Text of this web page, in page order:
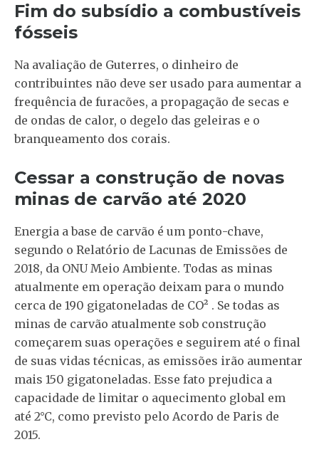
Fim do subsídio a combustíveis
fósseis
Na avaliação de Guterres, o dinheiro de
contribuintes não deve ser usado para aumentar a
frequência de furacões, a propagação de secas e
de ondas de calor, o degelo das geleiras e o
branqueamento dos corais.
Cessar a construção de novas
minas de carvão até 2020
Energia a base de carvão é um ponto-chave,
segundo o Relatório de Lacunas de Emissões de
2018, da ONU Meio Ambiente. Todas as minas
atualmente em operação deixam para o mundo
cerca de 190 gigatoneladas de CO² . Se todas as
minas de carvão atualmente sob construção
começarem suas operações e seguirem até o final
de suas vidas técnicas, as emissões irão aumentar
mais 150 gigatoneladas. Esse fato prejudica a
capacidade de limitar o aquecimento global em
até 2°C, como previsto pelo Acordo de Paris de
2015.